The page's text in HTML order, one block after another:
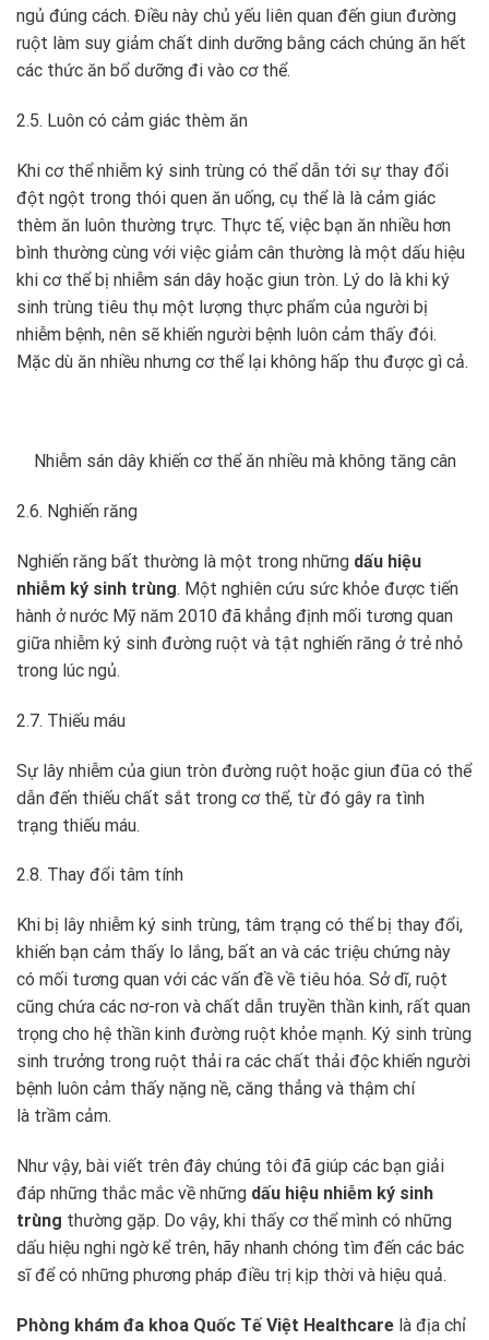
ngủ đúng cách. Điều này chủ yếu liên quan đến giun đường
ruột làm suy giảm chất dinh dưỡng bằng cách chúng ăn hết
các thức ăn bổ dưỡng đi vào cơ thể.
2.5. Luôn có cảm giác thèm ăn
Khi cơ thể nhiễm ký sinh trùng có thể dẫn tới sự thay đổi
đột ngột trong thói quen ăn uống, cụ thể là là cảm giác
thèm ăn luôn thường trực. Thực tế, việc bạn ăn nhiều hơn
bình thường cùng với việc giảm cân thường là một dấu hiệu
khi cơ thể bị nhiễm sán dây hoặc giun tròn. Lý do là khi ký
sinh trùng tiêu thụ một lượng thực phẩm của người bị
nhiễm bệnh, nên sẽ khiến người bệnh luôn cảm thấy đói.
Mặc dù ăn nhiều nhưng cơ thể lại không hấp thu được gì cả.
Nhiễm sán dây khiến cơ thể ăn nhiều mà không tăng cân
2.6. Nghiến răng
Nghiến răng bất thường là một trong những dấu hiệu
nhiễm ký sinh trùng. Một nghiên cứu sức khỏe được tiến
hành ở nước Mỹ năm 2010 đã khẳng định mối tương quan
giữa nhiễm ký sinh đường ruột và tật nghiến răng ở trẻ nhỏ
trong lúc ngủ.
2.7. Thiếu máu
Sự lây nhiễm của giun tròn đường ruột hoặc giun đũa có thể
dẫn đến thiếu chất sắt trong cơ thể, từ đó gây ra tình
trạng thiếu máu.
2.8. Thay đổi tâm tính
Khi bị lây nhiễm ký sinh trùng, tâm trạng có thể bị thay đổi,
khiến bạn cảm thấy lo lắng, bất an và các triệu chứng này
có mối tương quan với các vấn đề về tiêu hóa. Sở dĩ, ruột
cũng chứa các nơ-ron và chất dẫn truyền thần kinh, rất quan
trọng cho hệ thần kinh đường ruột khỏe mạnh. Ký sinh trùng
sinh trưởng trong ruột thải ra các chất thải độc khiến người
bệnh luôn cảm thấy nặng nề, căng thẳng và thậm chí
là trầm cảm.
Như vậy, bài viết trên đây chúng tôi đã giúp các bạn giải
đáp những thắc mắc về những dấu hiệu nhiễm ký sinh
trùng thường gặp. Do vậy, khi thấy cơ thể mình có những
dấu hiệu nghi ngờ kể trên, hãy nhanh chóng tìm đến các bác
sĩ để có những phương pháp điều trị kịp thời và hiệu quả.
Phòng khám đa khoa Quốc Tế Việt Healthcare là địa chỉ